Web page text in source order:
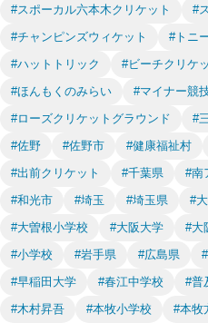
#スポーカル六本木クリケット
#
#チャンピンズウィケット
#トニ
#ハットトリック
#ビーチクリケ
#ほんもくのみらい
#マイナー競
#ローズクリケットグラウンド
#
#佐野
#佐野市 #健康福祉村
#出前クリケット
#千葉県 #南
#和光市
#埼玉 #埼玉県 #
#大曽根小学校
#大阪大学 #大
#小学校
#岩手県 #広島県
#早稲田大学
#春江中学校 #普
#木村昇吾
#本牧小学校 #本牧